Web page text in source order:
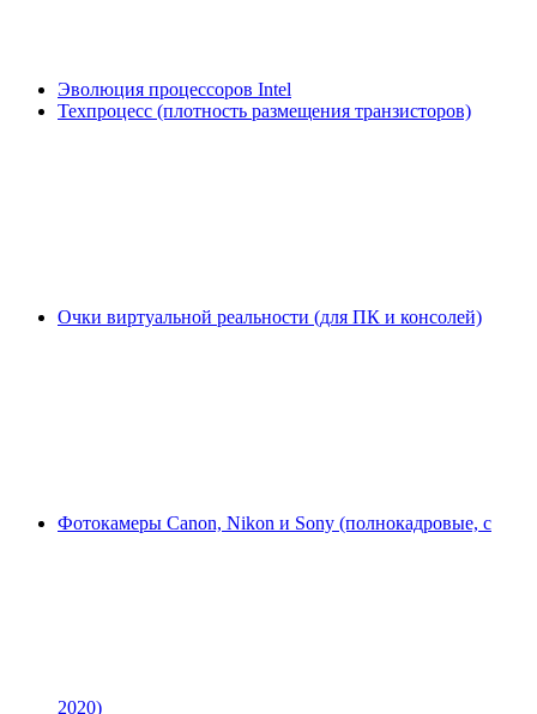
Эволюция процессоров Intel
Техпроцесс (плотность размещения транзисторов)
Очки виртуальной реальности (для ПК и консолей)
Фотокамеры Canon, Nikon и Sony (полнокадровые, с
2020)